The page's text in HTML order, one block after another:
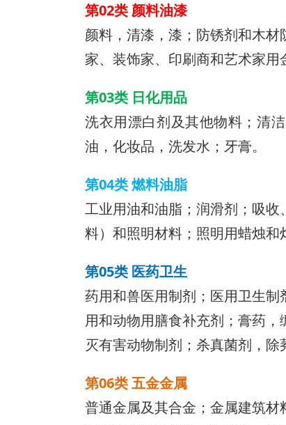
第02类 颜料油漆
颜料，清漆，漆；防锈剂和木
家、装饰家、印刷商和艺术家用
第03类 日化用品
洗衣用漂白剂及其他物料；清
油，化妆品，洗发水；牙膏。
第04类 燃料油脂
工业用油和油脂；润滑剂；吸
料）和照明材料；照明用蜡烛和
第05类 医药卫生
药用和兽医用制剂；医用卫生
用和动物用膳食补充剂；膏药
灭有害动物制剂；杀真菌剂，除
第06类 五金金属
普通金属及其合金；金属建筑